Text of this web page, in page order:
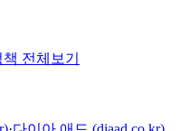
책 전체보기